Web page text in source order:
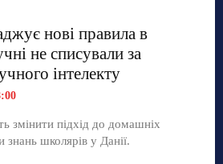
нові правила в
не списували за
інтелекту
змінити підхід до домашніх
знань школярів у Данії.